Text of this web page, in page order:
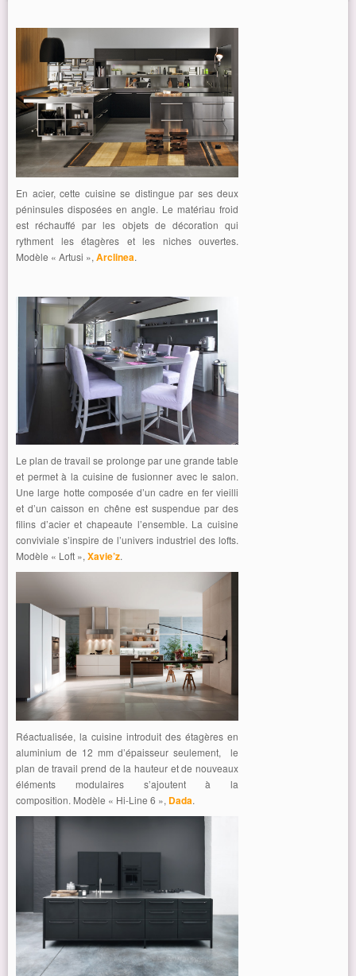
En acier, cette cuisine se distingue par ses deux
péninsules disposées en angle. Le matériau froid
est réchauffé par les objets de décoration qui
rythment les étagères et les niches ouvertes.
Modèle « Artusi », Arclinea.
Le plan de travail se prolonge par une grande table
et permet à la cuisine de fusionner avec le salon.
Une large hotte composée d’un cadre en fer vieilli
et d’un caisson en chêne est suspendue par des
filins d’acier et chapeaute l’ensemble. La cuisine
conviviale s’inspire de l’univers industriel des lofts.
Modèle « Loft », Xavie’z.
Réactualisée, la cuisine introduit des étagères en
aluminium de 12 mm d’épaisseur seulement, le
plan de travail prend de la hauteur et de nouveaux
éléments modulaires s’ajoutent à la
composition. Modèle « Hi-Line 6 », Dada.